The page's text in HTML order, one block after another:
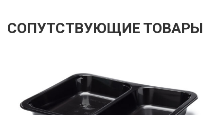
СОПУТСТВУЮЩИЕ ТОВАРЫ